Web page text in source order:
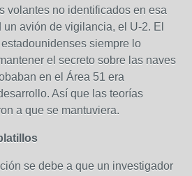
volantes no identificados en esa
avión de vigilancia, el U-2. El
siempre lo
el secreto sobre las naves
en el Área 51 era
Así que las teorías
a que se mantuviera.
se debe a que un investigador